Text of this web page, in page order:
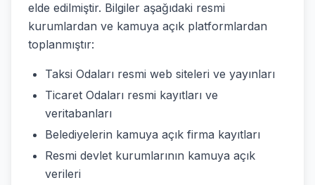
elde edilmiştir. Bilgiler aşağıdaki resmi
kurumlardan ve kamuya açık platformlardan
toplanmıştır:
Taksi Odaları resmi web siteleri ve yayınları
Ticaret Odaları resmi kayıtları ve
veritabanları
Belediyelerin kamuya açık firma kayıtları
Resmi devlet kurumlarının kamuya açık
verileri